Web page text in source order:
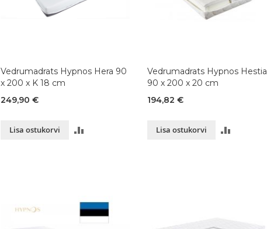
Vedrumadrats Hypnos Hera 90
x 200 x K 18 cm
249,90 €
Lisa ostukorvi
Vedrumadrats Hypnos Hestia
90 x 200 x 20 cm
194,82 €
Lisa ostukorvi